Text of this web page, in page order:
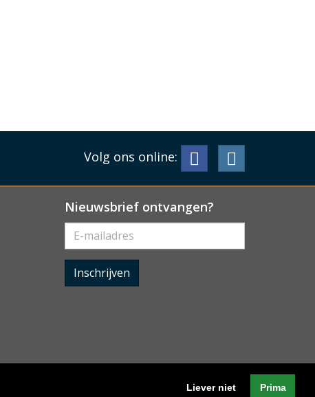
Liever niet Prima
Volg ons online:
Nieuwsbrief ontvangen?
Inschrijven
Privacyverklaring